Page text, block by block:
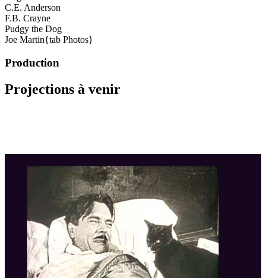
C.E. Anderson
F.B. Crayne
Pudgy the Dog
Joe Martin{tab Photos}
Production
Projections à venir